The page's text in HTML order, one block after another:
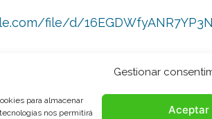
Gestionar
para almacenar
nos permitirá
Aceptar
file/d/